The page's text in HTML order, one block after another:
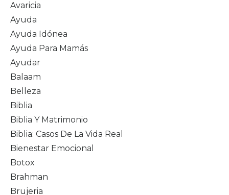
Avaricia
Ayuda
Ayuda Idónea
Ayuda Para Mamás
Ayudar
Balaam
Belleza
Biblia
Biblia Y Matrimonio
Biblia: Casos De La Vida Real
Bienestar Emocional
Botox
Brahman
Brujeria